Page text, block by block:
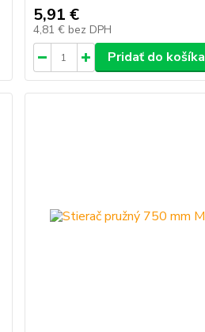
5,91 €
4,81 € bez DPH
Pridať do košíka